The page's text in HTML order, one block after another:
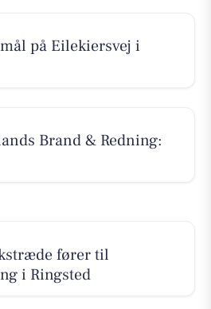
på Eilekiersvej i
Brand & Redning:
fører til
i Ringsted